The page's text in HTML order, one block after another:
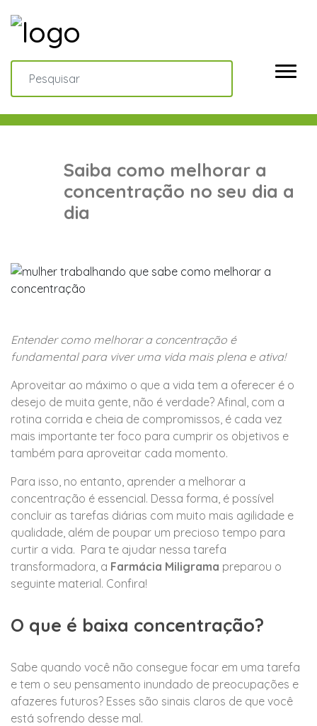
Saiba como melhorar a
concentração no seu dia a
dia
Entender como melhorar a concentração é
fundamental para viver uma vida mais plena e ativa!
Aproveitar ao máximo o que a vida tem a oferecer é o
desejo de muita gente, não é verdade? Afinal, com a
rotina corrida e cheia de compromissos, é cada vez
mais importante ter foco para cumprir os objetivos e
também para aproveitar cada momento.
Para isso, no entanto, aprender a melhorar a
concentração é essencial. Dessa forma, é possível
concluir as tarefas diárias com muito mais agilidade e
qualidade, além de poupar um precioso tempo para
curtir a vida. Para te ajudar nessa tarefa
transformadora, a Farmácia Miligrama preparou o
seguinte material. Confira!
O que é baixa concentração?
Sabe quando você não consegue focar em uma tarefa
e tem o seu pensamento inundado de preocupações e
afazeres futuros? Esses são sinais claros de que você
está sofrendo desse mal.